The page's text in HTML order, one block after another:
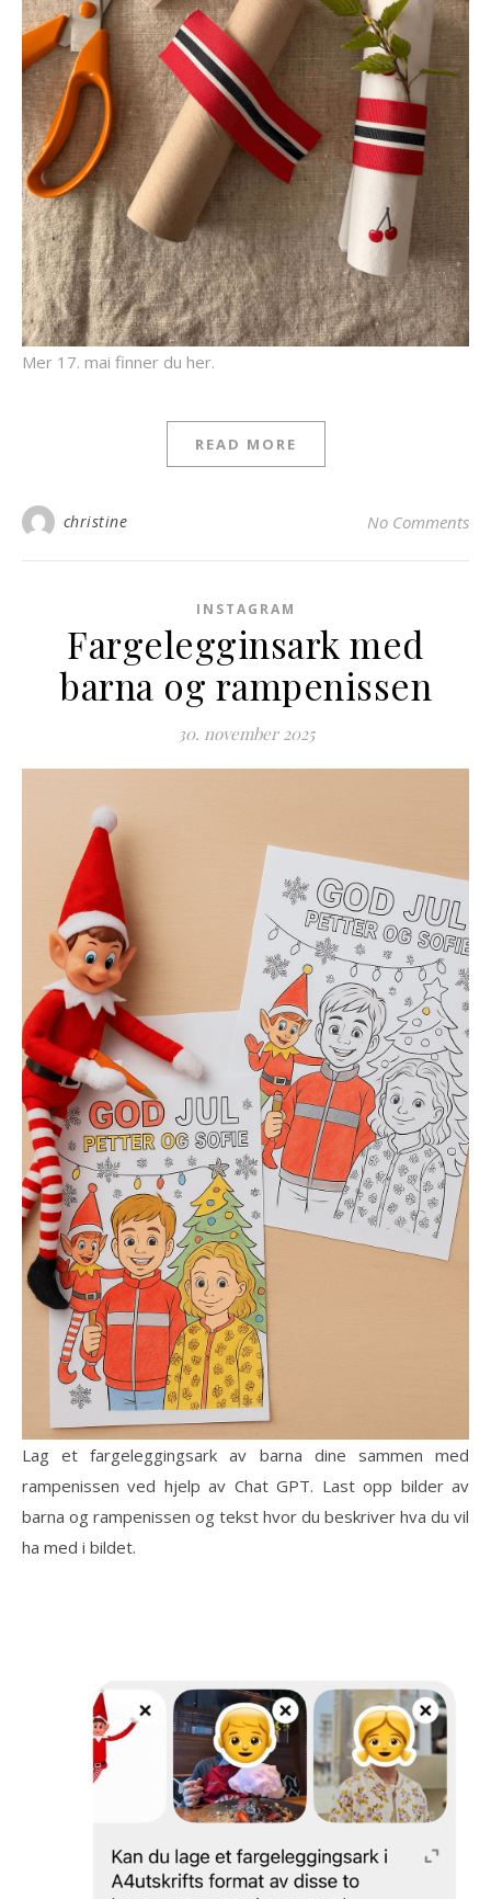
Mer 17. mai finner du her.
READ MORE
christine No Comments
INSTAGRAM
Fargelegginsark med
barna og rampenissen
30. november 2025
Lag et fargeleggingsark av barna dine sammen med
rampenissen ved hjelp av Chat GPT. Last opp bilder av
barna og rampenissen og tekst hvor du beskriver hva du vil
ha med i bildet.